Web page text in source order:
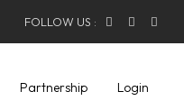
FOLLOW US :
Partnership Login